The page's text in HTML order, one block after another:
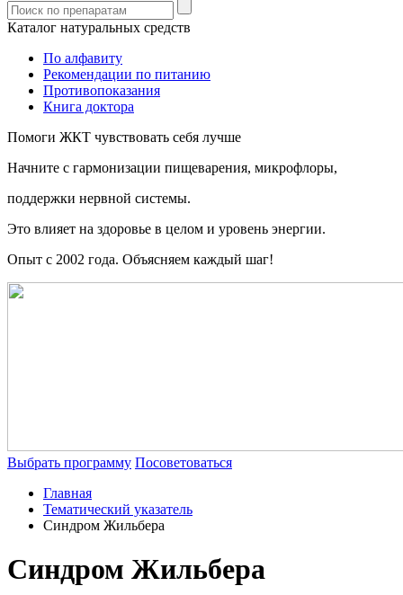
Каталог натуральных средств
По алфавиту
Рекомендации по питанию
Противопоказания
Книга доктора
Помоги ЖКТ чувствовать себя лучше
Начните c гармонизации пищеварения, микрофлоры,
поддержки нервной системы.
Это влияет на здоровье в целом и уровень энергии.
Опыт с 2002 года. Объясняем каждый шаг!
Выбрать программу Посоветоваться
Главная
Тематический указатель
Синдром Жильбера
Синдром Жильбера